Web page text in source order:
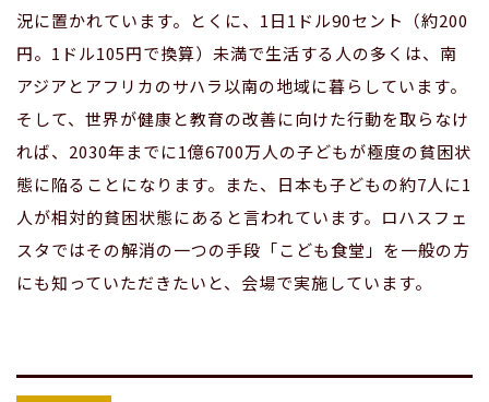
況に置かれています。とくに、1日1ドル90セント（約200
円。1ドル105円で換算）未満で生活する人の多くは、南
アジアとアフリカのサハラ以南の地域に暮らしています。
そして、世界が健康と教育の改善に向けた行動を取らなけ
れば、2030年までに1億6700万人の子どもが極度の貧困状
態に陥ることになります。また、日本も子どもの約7人に1
人が相対的貧困状態にあると言われています。ロハスフェ
スタではその解消の一つの手段「こども食堂」を一般の方
にも知っていただきたいと、会場で実施しています。